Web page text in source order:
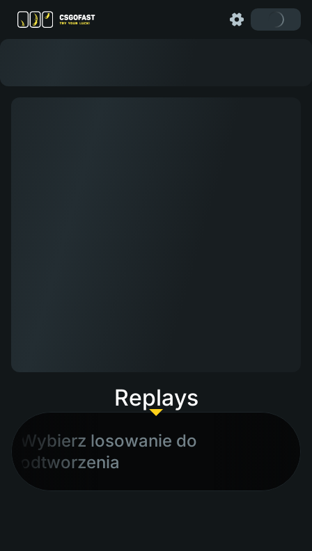
Replays
Wybierz losowanie do
odtworzenia